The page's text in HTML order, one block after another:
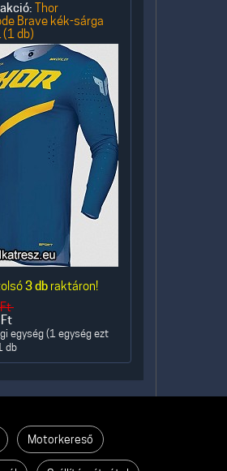
Thor
Brave kék-sárga
(1 db)
3 db raktáron!
Ft
Ft
egység (1 egység ezt
db
Motorkereső